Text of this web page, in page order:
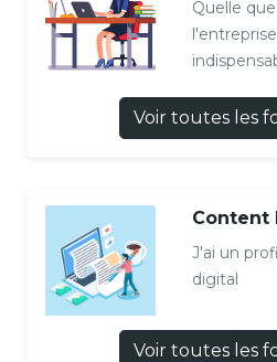
Quelle
Voir toutes les
Content
J'ai un
digital
Voir toutes les